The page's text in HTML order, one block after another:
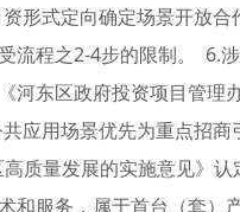
形式定向确定场景开放
流程之2-4步的限制。 6.
河东区政府投资项目管
应用场景优先为重点招
质量发展的实施意见》
和服务，属于首台（套